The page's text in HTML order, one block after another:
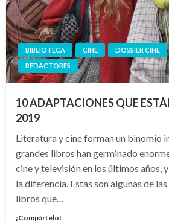
BIBLIOTECA CINE DOSSIER CINE
REDACTORES
10 ADAPTACIONES QUE
2019
Literatura y cine forman un binomio
grandes libros han germinado
cine y televisión en los últimos años,
la diferencia. Estas son algunas de
libros que…
¡Compártelo!